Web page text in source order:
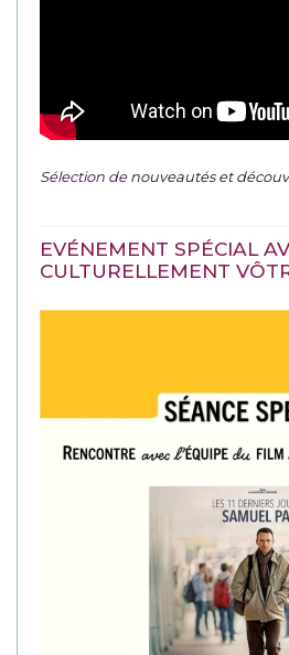
Sélection denouveautés et
EVÉNEMENT SPÉCIAL
CULTURELLEMENT